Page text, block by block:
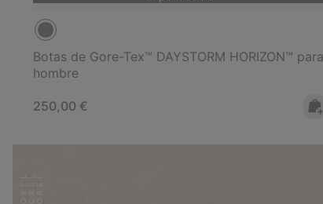
Botas de Gore-Tex™ DAYSTORM HORIZON™ para
hombre
Regular price:
250,00 €